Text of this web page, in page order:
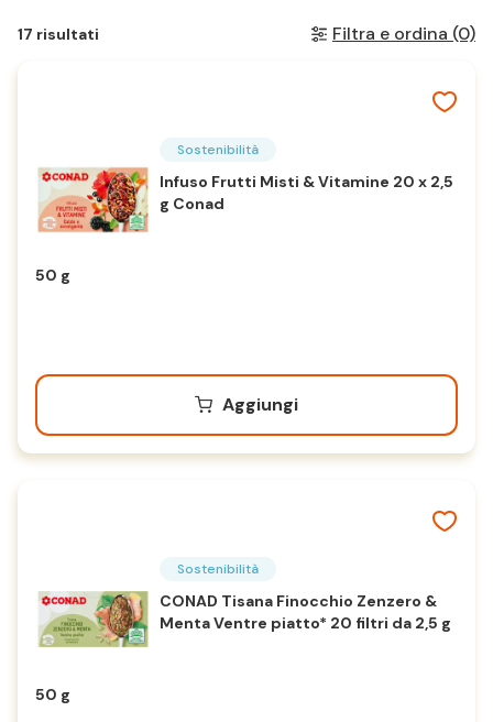
17 risultati Filtra e ordina (0)
Sostenibilità
Infuso Frutti Misti & Vitamine 20 x 2,5
g Conad
50 g
Aggiungi
Sostenibilità
CONAD Tisana Finocchio Zenzero &
Menta Ventre piatto* 20 filtri da 2,5 g
50 g